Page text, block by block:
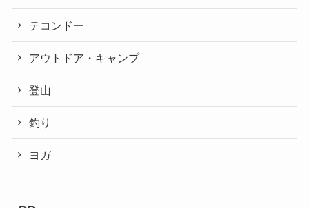
テコンドー
アウトドア・キャンプ
登山
釣り
ヨガ